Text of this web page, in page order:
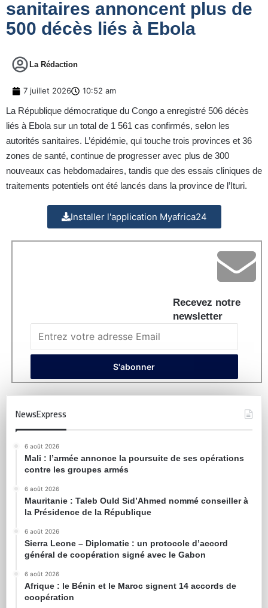
sanitaires annoncent plus de
500 décès liés à Ebola
La Rédaction
7 juillet 2026 10:52 am
La République démocratique du Congo a enregistré 506 décès
liés à Ebola sur un total de 1 561 cas confirmés, selon les
autorités sanitaires. L’épidémie, qui touche trois provinces et 36
zones de santé, continue de progresser avec plus de 300
nouveaux cas hebdomadaires, tandis que des essais cliniques de
traitements potentiels ont été lancés dans la province de l’Ituri.
Installer l'application Myafrica24
Recevez notre
newsletter
NewsExpress
6 août 2026
Mali : l’armée annonce la poursuite de ses opérations
contre les groupes armés
6 août 2026
Mauritanie : Taleb Ould Sid’Ahmed nommé conseiller à
la Présidence de la République
6 août 2026
Sierra Leone – Diplomatie : un protocole d’accord
général de coopération signé avec le Gabon
6 août 2026
Afrique : le Bénin et le Maroc signent 14 accords de
coopération